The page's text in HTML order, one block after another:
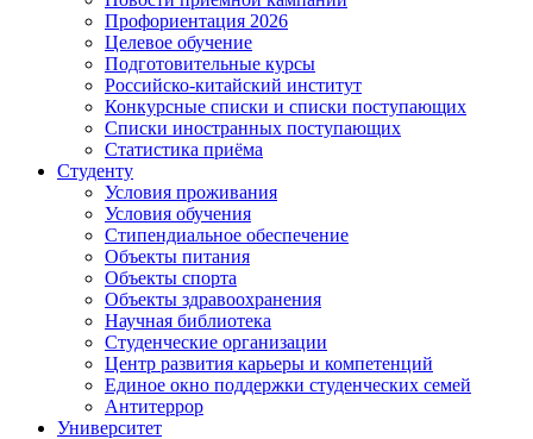
Профориентация 2026
Целевое обучение
Подготовительные курсы
Российско-китайский институт
Конкурсные списки и списки поступающих
Списки иностранных поступающих
Статистика приёма
Студенту
Условия проживания
Условия обучения
Стипендиальное обеспечение
Объекты питания
Объекты спорта
Объекты здравоохранения
Научная библиотека
Студенческие организации
Центр развития карьеры и компетенций
Единое окно поддержки студенческих семей
Антитеррор
Университет